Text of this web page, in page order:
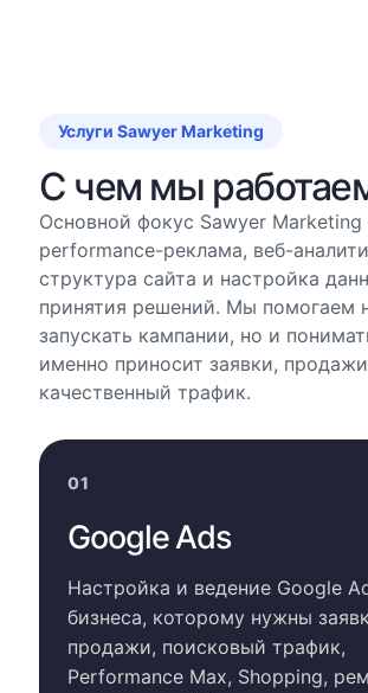
Услуги Sawyer Marketing
С чем мы
Основной фокус Sawyer
performance-реклама, веб-
структура сайта и настройка
принятия решений. Мы помогаем
запускать кампании, но и
именно приносит заявки,
качественный трафик.
01
Google Ads
Настройка и ведение Google
бизнеса, которому нужны
продажи, поисковый трафик,
Performance Max, Shopping,